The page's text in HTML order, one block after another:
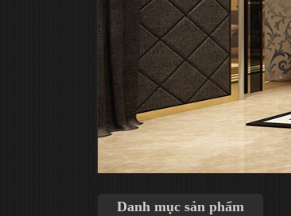
Danh mục sản phẩm